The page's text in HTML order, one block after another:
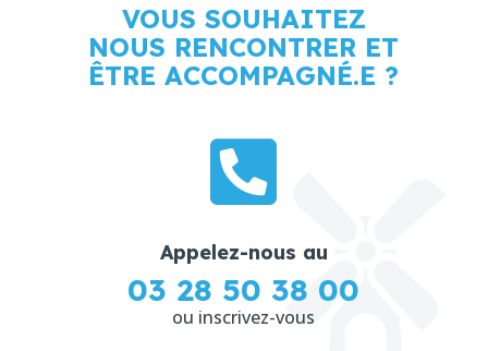
VOUS SOUHAITEZ
NOUS RENCONTRER ET
ÊTRE ACCOMPAGNÉ.E ?

Appelez-nous au
03 28 50 38 00
ou inscrivez-vous

Je m'inscris
à la Mission Locale